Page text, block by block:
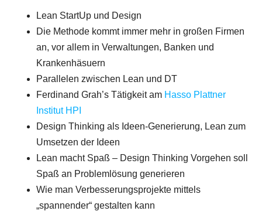
Lean StartUp und Design
Die Methode kommt immer mehr in großen Firmen
an, vor allem in Verwaltungen, Banken und
Krankenhäsuern
Parallelen zwischen Lean und DT
Ferdinand Grah’s Tätigkeit am Hasso Plattner
Institut HPI
Design Thinking als Ideen-Generierung, Lean zum
Umsetzen der Ideen
Lean macht Spaß – Design Thinking Vorgehen soll
Spaß an Problemlösung generieren
Wie man Verbesserungsprojekte mittels
„spannender“ gestalten kann